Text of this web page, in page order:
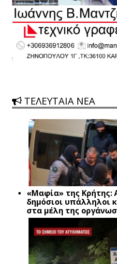
ΤΕΛΕΥΤΑΙΑ ΝΕΑ
«Μαφία» της Κρήτης:
δημόσιοι υπάλληλοι
στα μέλη της